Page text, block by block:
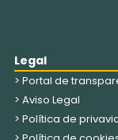
Legal
> Portal de
> Aviso Legal
> Política de